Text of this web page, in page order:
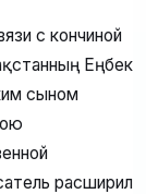
с кончиной
Еңбек
сыном
расширил